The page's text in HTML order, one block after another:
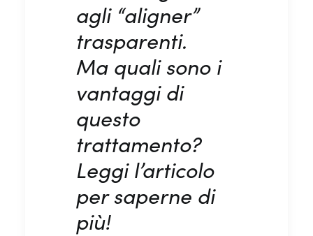
agli “aligner”
trasparenti.
Ma quali sono i
vantaggi di
questo
trattamento?
Leggi l’articolo
per saperne di
più!